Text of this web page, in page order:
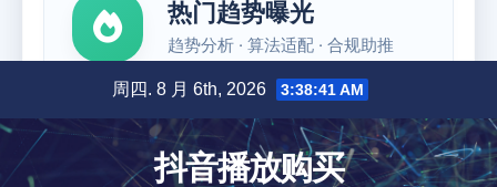
容
周四. 8 月 6th, 2026 3:38:42 AM
抖音播放购买